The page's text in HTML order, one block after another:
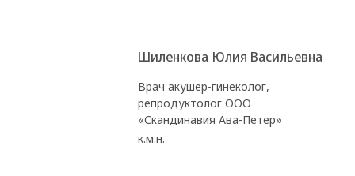
Шиленкова Юлия Васильевна
к.м.н.
Врач акушер-гинеколог,
репродуктолог ООО
«Скандинавия Ава-Петер»